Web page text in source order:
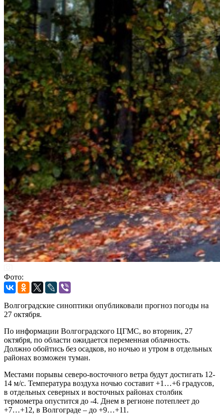
Фото:
Волгоградские синоптики опубликовали прогноз погоды на
27 октября.
По информации Волгоградского ЦГМС, во вторник, 27
октября, по области ожидается переменная облачность.
Должно обойтись без осадков, но ночью и утром в отдельных
районах возможен туман.
Местами порывы северо-восточного ветра будут достигать 12-
14 м/с. Температура воздуха ночью составит +1…+6 градусов,
в отдельных северных и восточных районах столбик
термометра опустится до -4. Днем в регионе потеплеет до
+7…+12, в Волгограде – до +9…+11.